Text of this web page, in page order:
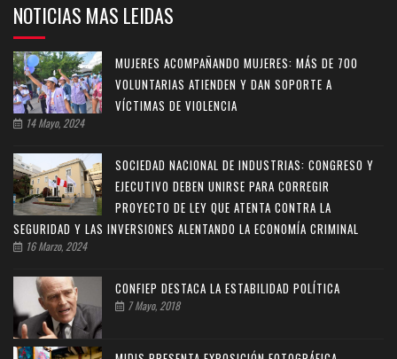
NOTICIAS MAS LEIDAS
MUJERES ACOMPAÑANDO MUJERES: MÁS DE 700
VOLUNTARIAS ATIENDEN Y DAN SOPORTE A
VÍCTIMAS DE VIOLENCIA
14 Mayo, 2024
SOCIEDAD NACIONAL DE INDUSTRIAS: CONGRESO Y
EJECUTIVO DEBEN UNIRSE PARA CORREGIR
PROYECTO DE LEY QUE ATENTA CONTRA LA
SEGURIDAD Y LAS INVERSIONES ALENTANDO LA ECONOMÍA CRIMINAL
16 Marzo, 2024
CONFIEP DESTACA LA ESTABILIDAD POLÍTICA
7 Mayo, 2018